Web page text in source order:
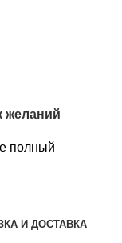
желаний
полный
И ДОСТАВКА